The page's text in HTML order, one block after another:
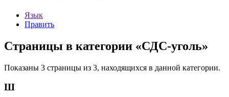
Язык
Править
Страницы в категории «СДС-уголь»
Показаны 3 страницы из 3, находящихся в данной категории.
Ш